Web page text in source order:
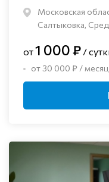
Московская
Салтыковка,
от1 000 ₽ /
от 30 000 ₽ / месяц